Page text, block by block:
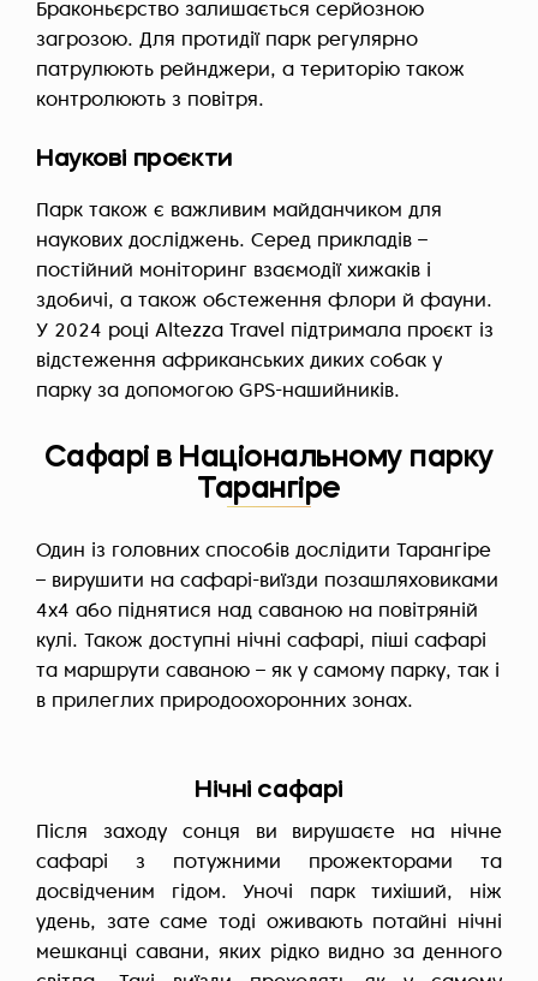
Браконьєрство залишається серйозною
загрозою. Для протидії парк регулярно
патрулюють рейнджери, а територію також
контролюють з повітря.
Наукові проєкти
Парк також є важливим майданчиком для
наукових досліджень. Серед прикладів –
постійний моніторинг взаємодії хижаків і
здобичі, а також обстеження флори й фауни.
У 2024 році Altezza Travel підтримала проєкт із
відстеження африканських диких собак у
парку за допомогою GPS-нашийників.
Сафарі в Національному парку
Тарангіре
Один із головних способів дослідити Тарангіре
– вирушити на сафарі-виїзди позашляховиками
4x4 або піднятися над саваною на повітряній
кулі. Також доступні нічні сафарі, піші сафарі
та маршрути саваною – як у самому парку, так і
в прилеглих природоохоронних зонах.
Нічні сафарі
Після заходу сонця ви вирушаєте на нічне
сафарі з потужними прожекторами та
досвідченим гідом. Уночі парк тихіший, ніж
удень, зате саме тоді оживають потайні нічні
мешканці савани, яких рідко видно за денного